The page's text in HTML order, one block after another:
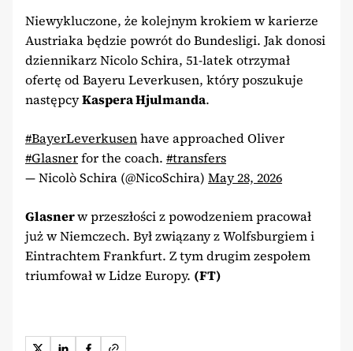
Niewykluczone, że kolejnym krokiem w karierze
Austriaka będzie powrót do Bundesligi. Jak donosi
dziennikarz Nicolo Schira, 51-latek otrzymał
ofertę od Bayeru Leverkusen, który poszukuje
następcyKaspera Hjulmanda.
#BayerLeverkusenhave approached Oliver
#Glasnerfor the coach. #transfers
— Nicolò Schira (@NicoSchira) May 28, 2026
Glasnerw przeszłości z powodzeniem pracował
już w Niemczech. Był związany z Wolfsburgiem i
Eintrachtem Frankfurt. Z tym drugim zespołem
triumfował w Lidze Europy. (FT)